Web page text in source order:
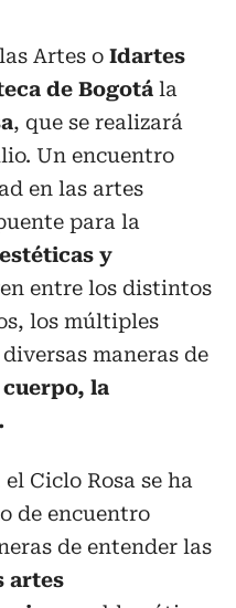
Artes o Idartes
de Bogotá la
, que se realizará
Un encuentro
en las artes
para la
y
entre los distintos
los múltiples
maneras de
la
Ciclo Rosa se ha
de encuentro
de entender las
artes